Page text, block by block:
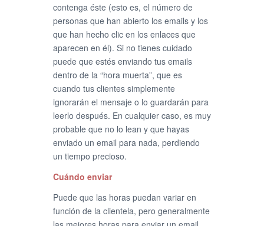
contenga éste (esto es, el número de
personas que han abierto los emails y los
que han hecho clic en los enlaces que
aparecen en él). Si no tienes cuidado
puede que estés enviando tus emails
dentro de la “hora muerta”, que es
cuando tus clientes simplemente
ignorarán el mensaje o lo guardarán para
leerlo después. En cualquier caso, es muy
probable que no lo lean y que hayas
enviado un email para nada, perdiendo
un tiempo precioso.
Cuándo enviar
Puede que las horas puedan variar en
función de la clientela, pero generalmente